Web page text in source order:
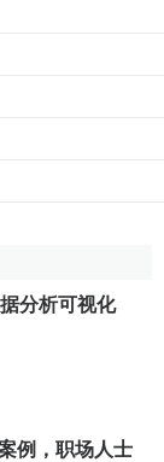
则。“不重”是
他组中重复出
部组别中每项数
于某一组上限
分析可视化
例，职场人士